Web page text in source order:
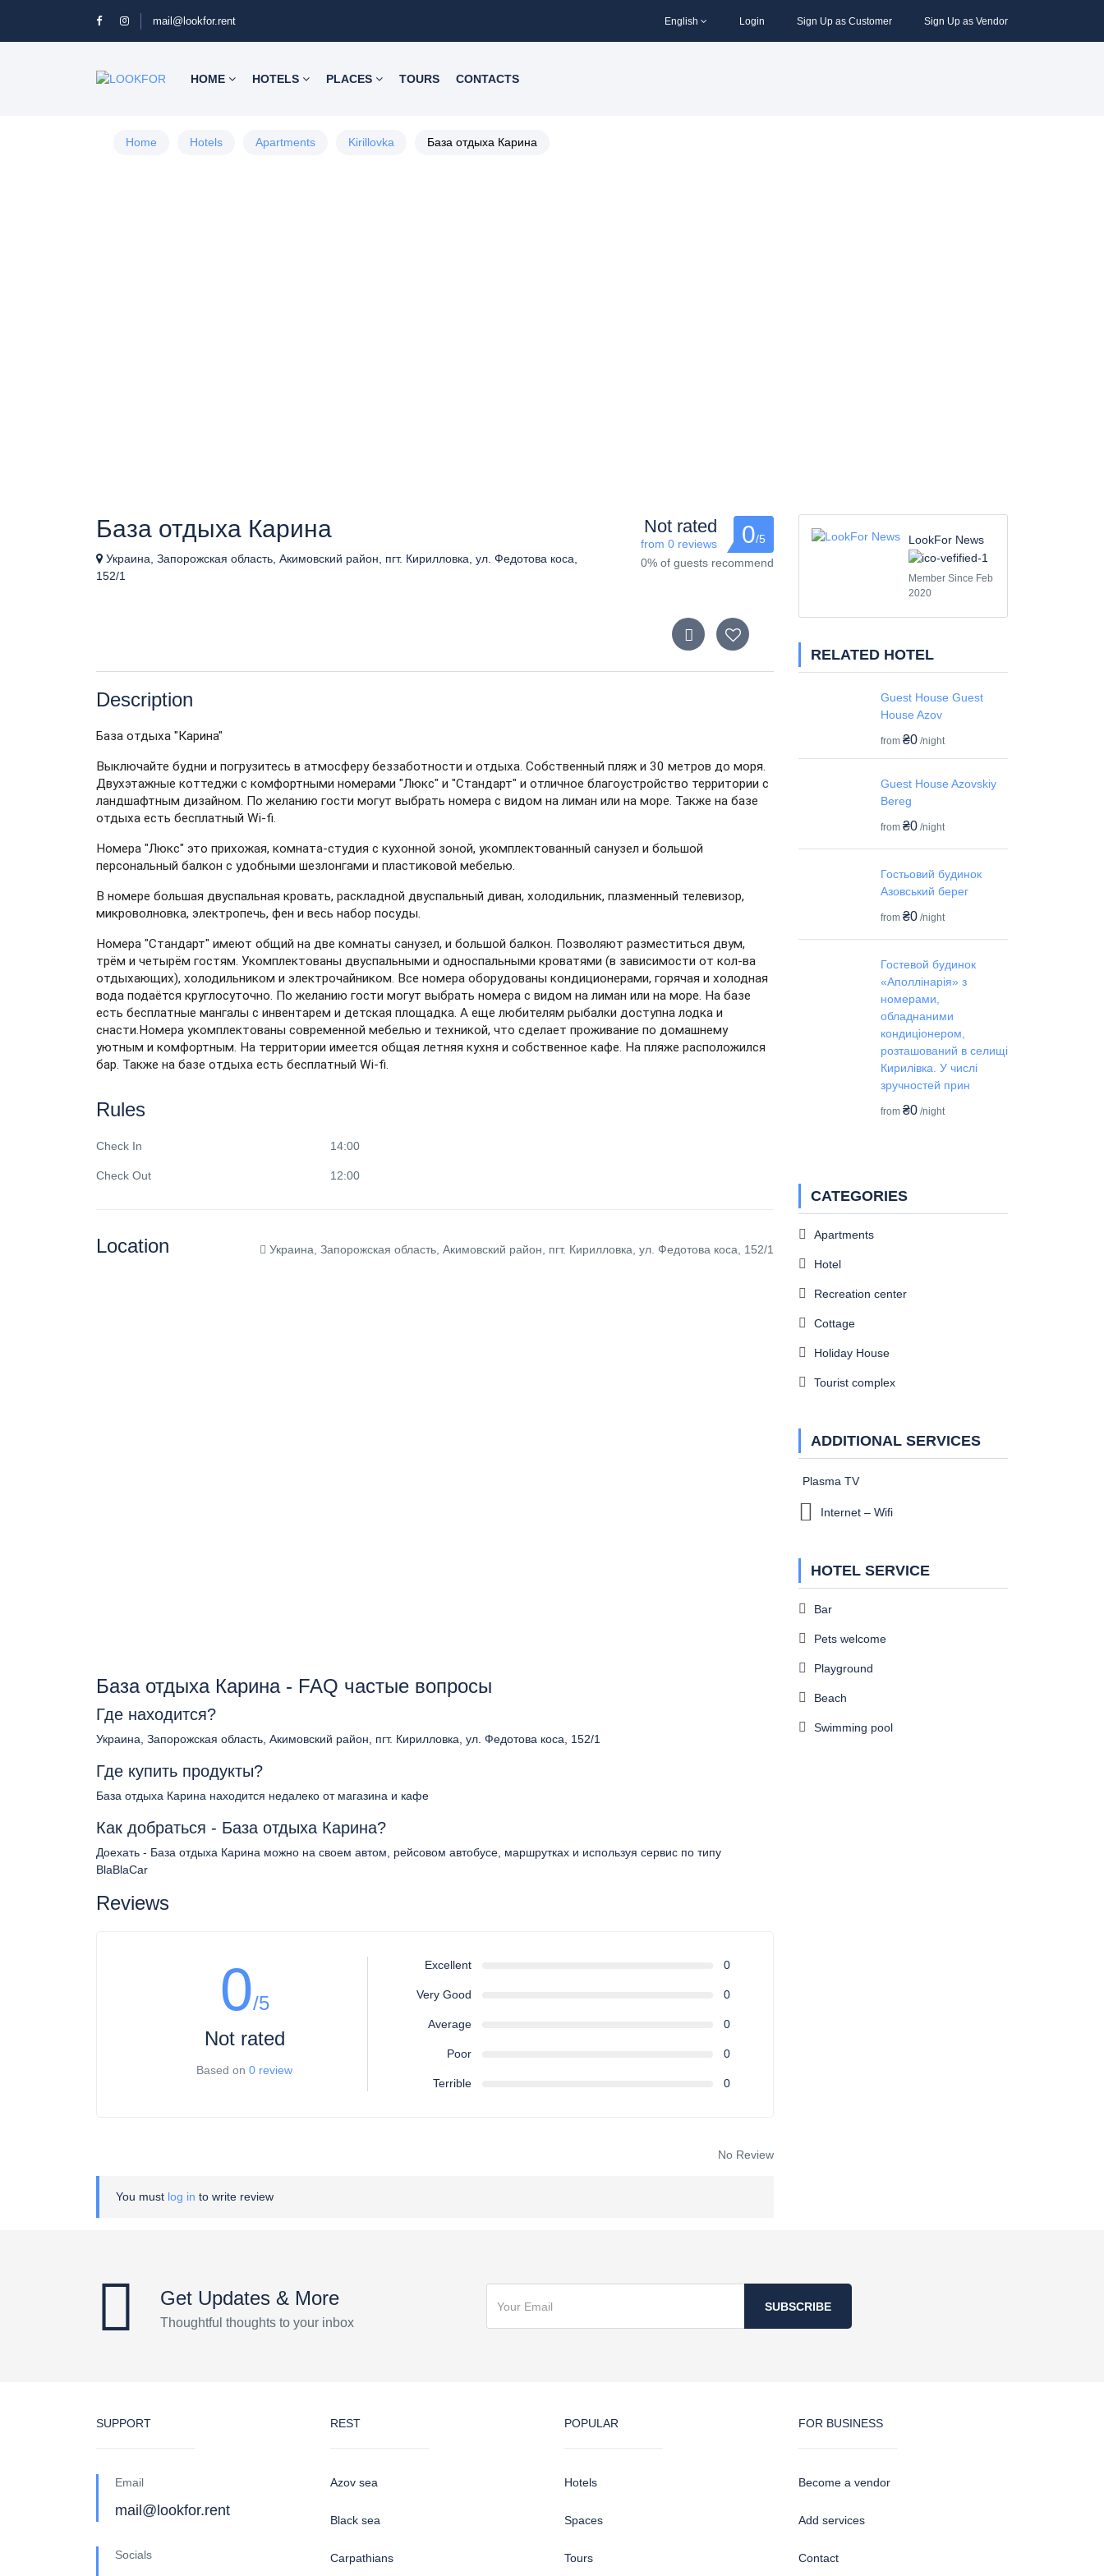
mail@lookfor.rent English Login Sign Up as Customer Sign Up as Vendor
HOME HOTELS PLACES TOURS CONTACTS
Home Hotels Apartments Kirillovka База отдыха Карина
База отдыха Карина
Украина, Запорожская область, Акимовский район, пгт. Кирилловка, ул. Федотова коса,
152/1
Not rated
from 0 reviews 0/5
0% of guests recommend
Description
База отдыха "Карина"
Выключайте будни и погрузитесь в атмосферу беззаботности и отдыха. Собственный пляж и 30 метров до моря.
Двухэтажные коттеджи с комфортными номерами "Люкс" и "Стандарт" и отличное благоустройство территории с
ландшафтным дизайном. По желанию гости могут выбрать номера с видом на лиман или на море. Также на базе
отдыха есть бесплатный Wi-fi.
Номера "Люкс" это прихожая, комната-студия с кухонной зоной, укомплектованный санузел и большой
персональный балкон с удобными шезлонгами и пластиковой мебелью.
В номере большая двуспальная кровать, раскладной двуспальный диван, холодильник, плазменный телевизор,
микроволновка, электропечь, фен и весь набор посуды.
Номера "Стандарт" имеют общий на две комнаты санузел, и большой балкон. Позволяют разместиться двум,
трём и четырём гостям. Укомплектованы двуспальными и односпальными кроватями (в зависимости от кол-ва
отдыхающих), холодильником и электрочайником. Все номера оборудованы кондиционерами, горячая и холодная
вода подаётся круглосуточно. По желанию гости могут выбрать номера с видом на лиман или на море. На базе
есть бесплатные мангалы с инвентарем и детская площадка. А еще любителям рыбалки доступна лодка и
снасти.Номера укомплектованы современной мебелью и техникой, что сделает проживание по домашнему
уютным и комфортным. На территории имеется общая летняя кухня и собственное кафе. На пляже расположился
бар. Также на базе отдыха есть бесплатный Wi-fi.
Rules
Check In 14:00
Check Out 12:00
Location Украина, Запорожская область, Акимовский район, пгт. Кирилловка, ул. Федотова коса, 152/1
База отдыха Карина - FAQ частые вопросы
Где находится?
Украина, Запорожская область, Акимовский район, пгт. Кирилловка, ул. Федотова коса, 152/1
Где купить продукты?
База отдыха Карина находится недалеко от магазина и кафе
Как добраться - База отдыха Карина?
Доехать - База отдыха Карина можно на своем автом, рейсовом автобусе, маршрутках и используя сервис по типу
BlaBlaCar
Reviews
0/5
Not rated
Based on0 review
Excellent 0
Very Good 0
Average 0
Poor 0
Terrible 0
No Review
You must log in to write review
LookFor News
Member Since Feb
2020
RELATED HOTEL
Guest House Guest
House Azov
from ₴0 /night
Guest House Azovskiy
Bereg
from ₴0 /night
Гостьовий будинок
Азовський берег
from ₴0 /night
Гостевой будинок
«Аполлінарія» з
номерами,
обладнаними
кондиціонером,
розташований в селищі
Кирилівка. У числі
зручностей прин
from ₴0 /night
CATEGORIES
Apartments
Hotel
Recreation center
Cottage
Holiday House
Tourist complex
ADDITIONAL SERVICES
Plasma TV
Internet – Wifi
HOTEL SERVICE
Bar
Pets welcome
Playground
Beach
Swimming pool
Get Updates & More
Thoughtful thoughts to your inbox
SUBSCRIBE
SUPPORT
Email
mail@lookfor.rent
Socials
REST
Azov sea
Black sea
Carpathians
POPULAR
Hotels
Spaces
Tours
FOR BUSINESS
Become a vendor
Add services
Contact